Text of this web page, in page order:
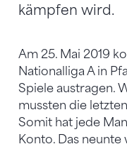
kämpfen wird.
Am 25. Mai 2019
Nationalliga A in
Spiele austragen.
mussten die
Somit hat jede
Konto. Das